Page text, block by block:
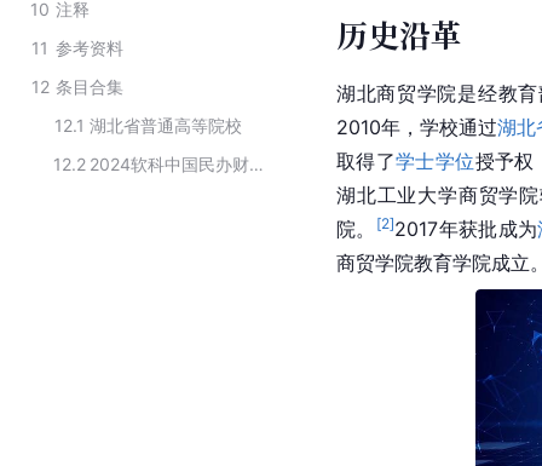
10 注释
11 参考资料
12 条目合集
12.1 湖北省普通高等院校
12.2
2024软科中国民办财经类高校排名
历史沿革
湖北商贸学院是经教
2010年，学校通过湖北
取得了学士学位授予权
湖北工业大学商贸学
院。
[2]2017年获批成为
商贸学院教育学院成立